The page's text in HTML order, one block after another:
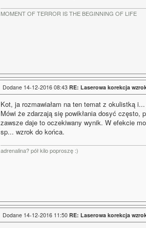
MOMENT OF TERROR IS THE BEGINNING OF LIFE
Dodane 14-12-2016 08:43 RE: Laserowa korekcja
Kot, ja rozmawiałam na ten temat z okulistką i...
Mówi że zdarzają się powikłania dosyć często,
zawsze daje to oczekiwany wynik. W efekcie
sp... wzrok do końca.
adrenalina? pół kilo poproszę :)
Dodane 14-12-2016 11:50 RE: Laserowa korekcja